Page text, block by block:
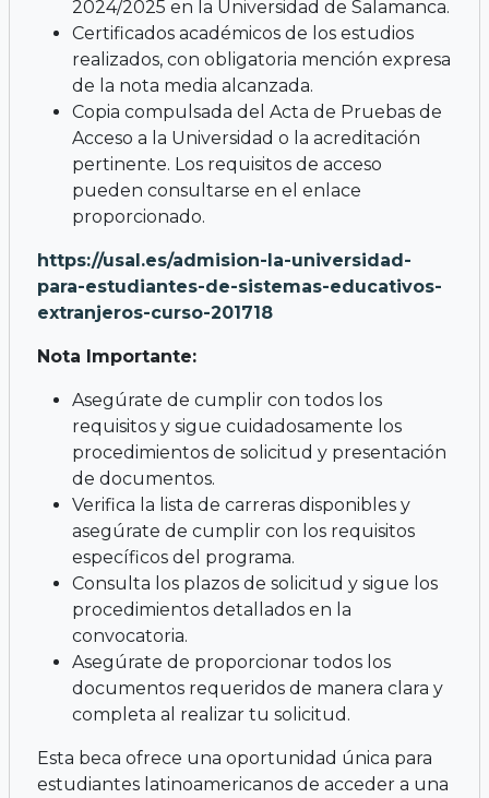
2024/2025 en la Universidad de Salamanca.
Certificados académicos de los estudios
realizados, con obligatoria mención expresa
de la nota media alcanzada.
Copia compulsada del Acta de Pruebas de
Acceso a la Universidad o la acreditación
pertinente. Los requisitos de acceso
pueden consultarse en el enlace
proporcionado.
https://usal.es/admision-la-universidad-
para-estudiantes-de-sistemas-educativos-
extranjeros-curso-201718
Nota Importante:
Asegúrate de cumplir con todos los
requisitos y sigue cuidadosamente los
procedimientos de solicitud y presentación
de documentos.
Verifica la lista de carreras disponibles y
asegúrate de cumplir con los requisitos
específicos del programa.
Consulta los plazos de solicitud y sigue los
procedimientos detallados en la
convocatoria.
Asegúrate de proporcionar todos los
documentos requeridos de manera clara y
completa al realizar tu solicitud.
Esta beca ofrece una oportunidad única para
estudiantes latinoamericanos de acceder a una